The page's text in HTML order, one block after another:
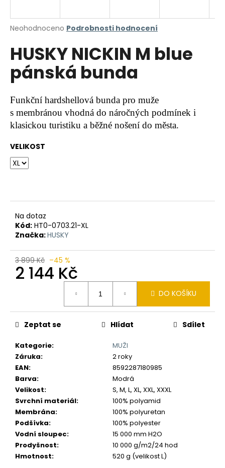
Průměrné
produktu
je
5
hvězdiček.
Neohodnoceno Podrobnosti hodnocení
HUSKY NICKIN M blue
pánská bunda
Funkční hardshellová bunda pro muže
s membránou vhodná do náročných podmínek i
klasickou turistiku a běžné nošení do města.
VELIKOST
Na dotaz
Kód: HT0-0703.21-XL
Značka:HUSKY
3 899 Kč –45 %
2 144 Kč
DO KOŠÍKU
Kategorie:
MUŽI
Záruka:
2 roky
EAN:
8592287180985
Barva:
Modrá
Velikost:
S, M, L, XL, XXL, XXXL
Svrchní materiál:
100% polyamid
Membrána:
100% polyuretan
Podšívka:
100% polyester
Vodní sloupec:
15 000 mm H2O
Prodyšnost:
10 000 g/m2/24 hod
Hmotnost: 520 g (velikost L)
Zeptat se Hlídat Sdílet
j
t
?
HLEDAT
D
o
r
u
č
u
j
e
m